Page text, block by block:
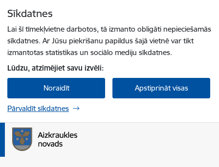
Sīkdatnes
Lai šī tīmekļvietne darbotos, tā izmanto obligāti nepieciešamās
sīkdatnes. Ar Jūsu piekrišanu papildus šajā vietnē var tikt
izmantotas statistikas un sociālo mediju sīkdatnes.
Lūdzu, atzīmējiet savu izvēli:
Noraidīt Apstiprināt visas
Pārvaldīt sīkdatnes